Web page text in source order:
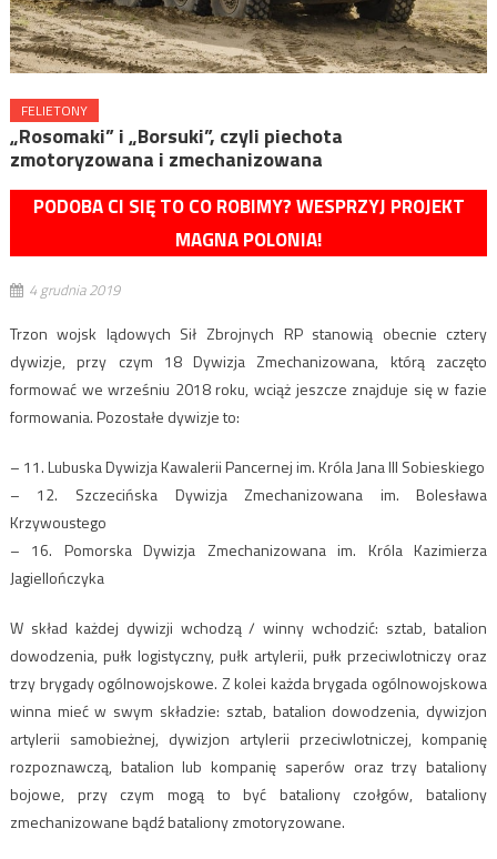
FELIETONY
„Rosomaki” i „Borsuki”, czyli piechota
zmotoryzowana i zmechanizowana
PODOBA CI SIĘ TO CO ROBIMY? WESPRZYJ PROJEKT
MAGNA POLONIA!
4 grudnia 2019
Trzon wojsk lądowych Sił Zbrojnych RP stanowią obecnie cztery
dywizje, przy czym 18 Dywizja Zmechanizowana, którą zaczęto
formować we wrześniu 2018 roku, wciąż jeszcze znajduje się w fazie
formowania. Pozostałe dywizje to:
– 11. Lubuska Dywizja Kawalerii Pancernej im. Króla Jana III Sobieskiego
– 12. Szczecińska Dywizja Zmechanizowana im. Bolesława
Krzywoustego
– 16. Pomorska Dywizja Zmechanizowana im. Króla Kazimierza
Jagiellończyka
W skład każdej dywizji wchodzą / winny wchodzić: sztab, batalion
dowodzenia, pułk logistyczny, pułk artylerii, pułk przeciwlotniczy oraz
trzy brygady ogólnowojskowe. Z kolei każda brygada ogólnowojskowa
winna mieć w swym składzie: sztab, batalion dowodzenia, dywizjon
artylerii samobieżnej, dywizjon artylerii przeciwlotniczej, kompanię
rozpoznawczą, batalion lub kompanię saperów oraz trzy bataliony
bojowe, przy czym mogą to być bataliony czołgów, bataliony
zmechanizowane bądź bataliony zmotoryzowane.